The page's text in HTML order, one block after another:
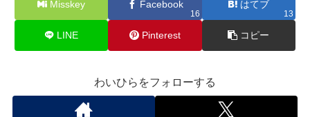
Misskey Facebook
16
はてブ
13
LINE Pinterest コピー
わいひらをフォローする